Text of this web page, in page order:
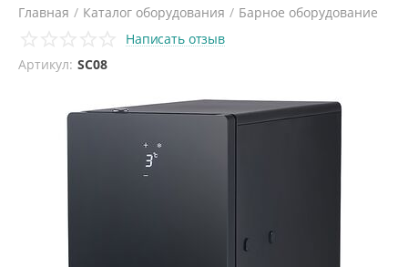
Главная / Каталог оборудования / Барное оборудование
Холодильники для молока /
Написать отзыв
Артикул: SC08